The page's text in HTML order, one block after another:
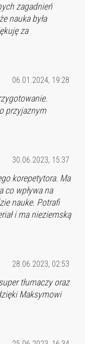
zagadnień
nauka była
za
06.01.2024, 19:28
przyjaznym
30.06.2023, 15:37
korepetytora. Ma
co wpływa na
nauke. Potrafi
i ma nieziemską
28.06.2023, 02:53
tłumaczy oraz
Maksymowi